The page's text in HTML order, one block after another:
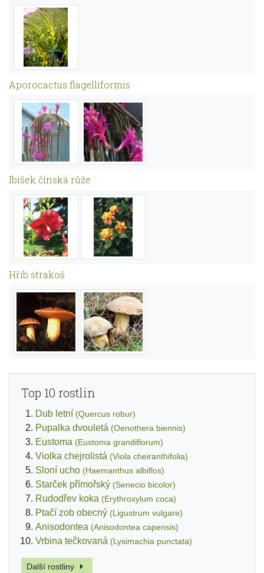
Aporocactus flagelliformis
Ibišek čínská růže
Hřib strakoš
Top 10 rostlin
Dub letní (Quercus robur)
Pupalka dvouletá (Oenothera biennis)
Eustoma (Eustoma grandiflorum)
Violka chejrolistá (Viola cheiranthifolia)
Sloní ucho (Haemanthus albiflos)
Starček přímořský (Senecio bicolor)
Rudodřev koka (Erythroxylum coca)
Ptačí zob obecný (Ligustrum vulgare)
Anisodontea (Anisodontea capensis)
Vrbina tečkovaná (Lysimachia punctata)
Další rostliny